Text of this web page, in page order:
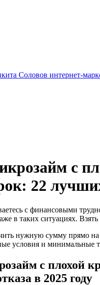
Соловов интернет-
с
22
с финансовыми
в таких ситуациях.
нужную сумму прямо на
условия и минимальные
с плохой
в 2025 году